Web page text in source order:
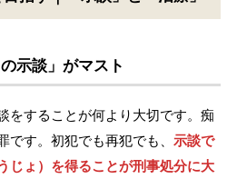
示談」がマスト
をすることが何より大切です。痴
す。初犯でも再犯でも、 示談で
じょ）を得ることが刑事処分に大